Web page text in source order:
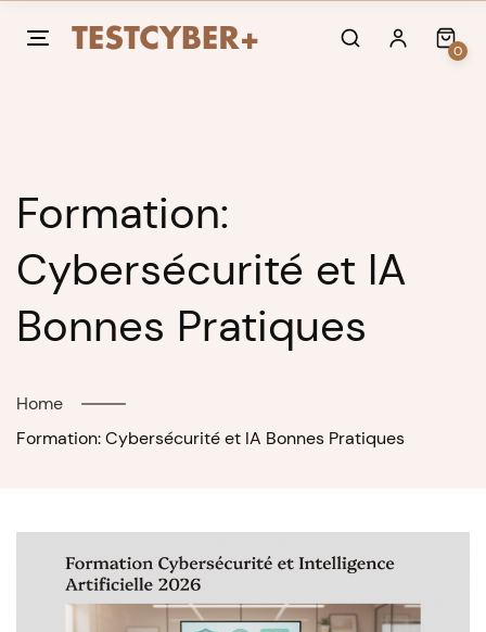
0
Formation:
Cybersécurité et IA
Bonnes Pratiques
Home
Formation: Cybersécurité et IA Bonnes Pratiques